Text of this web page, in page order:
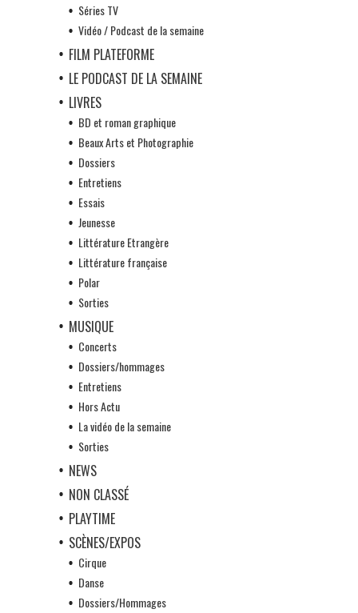
Séries TV
Vidéo / Podcast de la semaine
FILM PLATEFORME
LE PODCAST DE LA SEMAINE
LIVRES
BD et roman graphique
Beaux Arts et Photographie
Dossiers
Entretiens
Essais
Jeunesse
Littérature Etrangère
Littérature française
Polar
Sorties
MUSIQUE
Concerts
Dossiers/hommages
Entretiens
Hors Actu
La vidéo de la semaine
Sorties
NEWS
NON CLASSÉ
PLAYTIME
SCÈNES/EXPOS
Cirque
Danse
Dossiers/Hommages